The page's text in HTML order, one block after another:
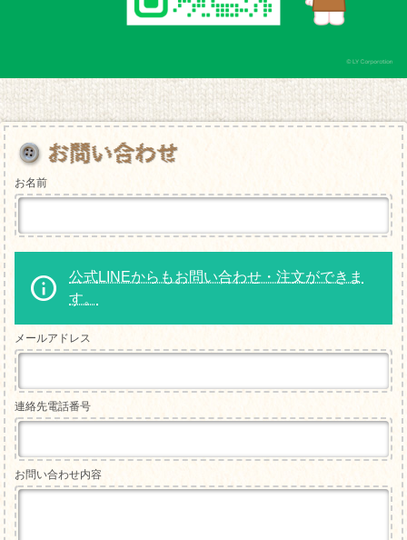
お名前
公式LINEからもお問い合わせ・注文ができま
す。
メールアドレス
連絡先電話番号
お問い合わせ内容